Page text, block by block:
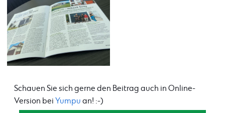
Schauen Sie sich gerne den Beitrag auch in Online-
Version bei Yumpu an! :-)